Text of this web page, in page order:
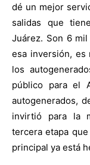
dé un mejor
salidas que
Juárez. Son 6
esa inversión, es
los
público para el
autogenerados,
invirtió para la
tercera etapa
principal ya está